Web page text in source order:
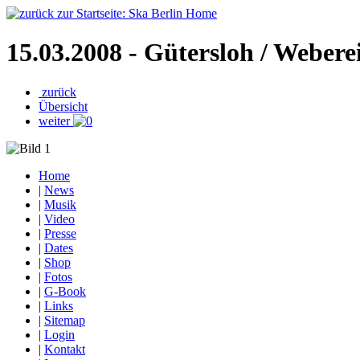
15.03.2008 - Gütersloh /
zurück
Übersicht
weiter
Home
| News
| Musik
| Video
| Presse
| Dates
| Shop
| Fotos
| G-Book
| Links
| Sitemap
| Login
| Kontakt